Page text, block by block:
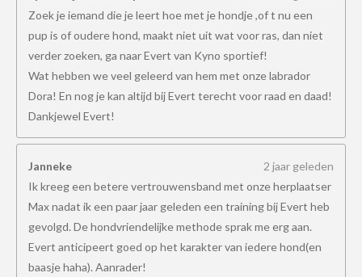
Zoek je iemand die je leert hoe met je hondje ,of t nu een
pup is of oudere hond, maakt niet uit wat voor ras, dan niet
verder zoeken, ga naar Evert van Kyno sportief!
Wat hebben we veel geleerd van hem met onze labrador
Dora! En nog je kan altijd bij Evert terecht voor raad en daad!
Dankjewel Evert!
Janneke
2 jaar geleden
Ik kreeg een betere vertrouwensband met onze herplaatser
Max nadat ik een paar jaar geleden een training bij Evert heb
gevolgd. De hondvriendelijke methode sprak me erg aan.
Evert anticipeert goed op het karakter van iedere hond(en
baasje haha). Aanrader!